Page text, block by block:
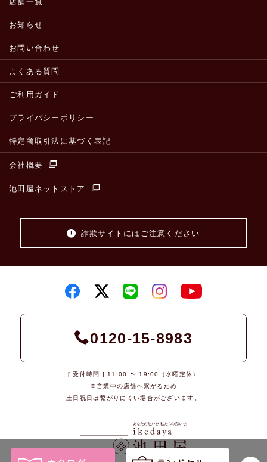
お知らせ
お問い合わせ
よくある質問
ご利用ガイド
プライバシーポリシー
特定商取引法に基づく表記
会社概要
池田屋ネットストア
詐欺サイトにはご注意ください
0120-15-8983
[ 受付時間 ] 11:00 〜 19:00（水曜定休）
※営業中の店舗へ繋がるため
土日祝日は繋がりにくい場合がございます。